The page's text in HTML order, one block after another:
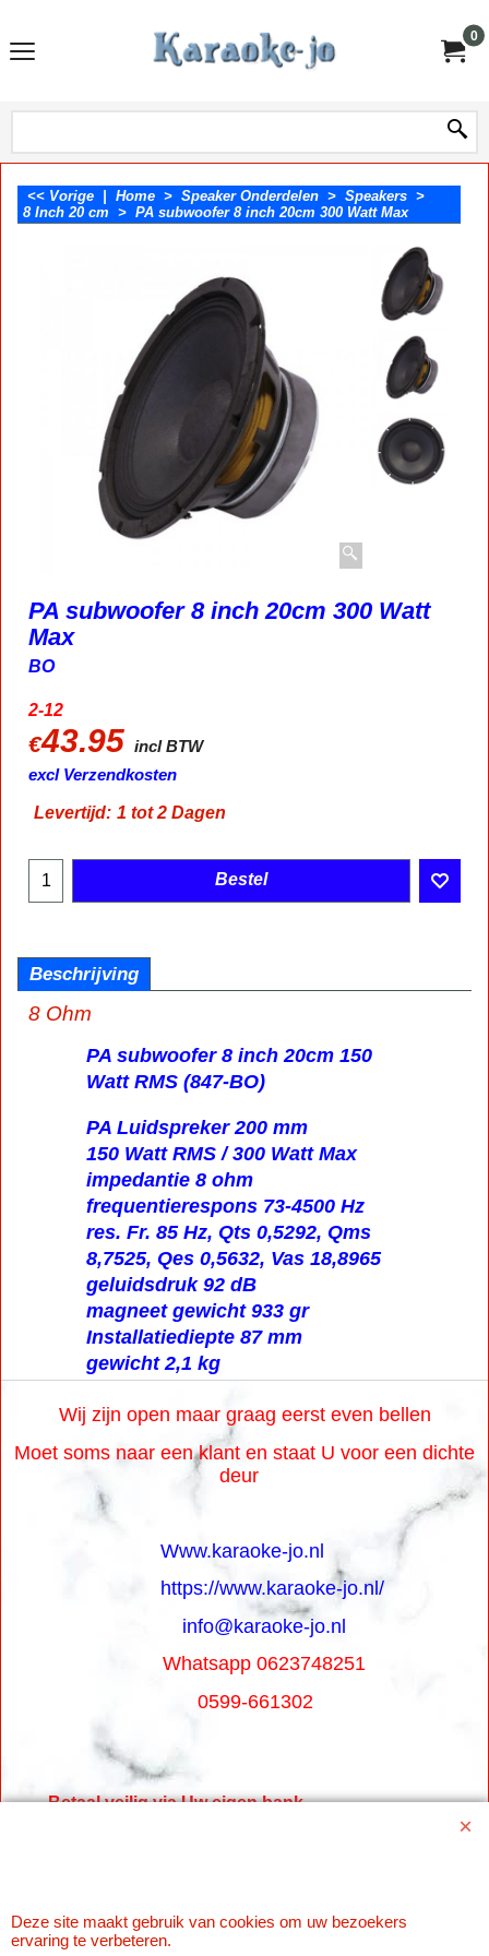
0
<< Vorige Home > Speaker Onderdelen > Speakers >
8 Inch 20 cm > PA subwoofer 8 inch 20cm 300 Watt Max
PA subwoofer 8 inch 20cm 300 Watt
Max
BO
2-12
€43.95 incl BTW
excl Verzendkosten
Levertijd: 1 tot 2 Dagen
Bestel
Beschrijving
8 Ohm
PA subwoofer 8 inch 20cm 150
Watt RMS (847-BO)
PA Luidspreker 200 mm
150 Watt RMS / 300 Watt Max
impedantie 8 ohm
frequentierespons 73-4500 Hz
res. Fr. 85 Hz, Qts 0,5292, Qms
8,7525, Qes 0,5632, Vas 18,8965
geluidsdruk 92 dB
magneet gewicht 933 gr
Installatiediepte 87 mm
gewicht 2,1 kg
Wij zijn open maar graag eerst even bellen
Moet soms naar een klant en staat U voor een dichte
deur
Www.karaoke-jo.nl
https://www.karaoke-jo.nl/
info@karaoke-jo.nl
Whatsapp 0623748251
0599-661302
Betaal veilig via Uw eigen bank
Deze site maakt gebruik van cookies om uw bezoekers
ervaring te verbeteren.